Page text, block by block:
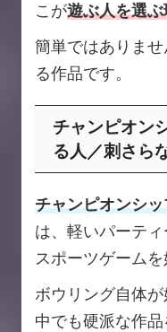
こが遊ぶ人を選
簡単ではありま
る作品です。
チャンピオン
る人／刺さら
チャンピオンシ
は、軽いパーテ
スポーツゲームを
ボウリング自体
中でも硬派な作